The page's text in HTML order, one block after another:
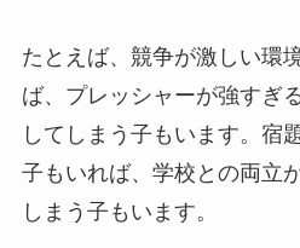
たとえば、競争が激しい環
ば、プレッシャーが強すぎ
してしまう子もいます。宿
子もいれば、学校との両立
しまう子もいます。